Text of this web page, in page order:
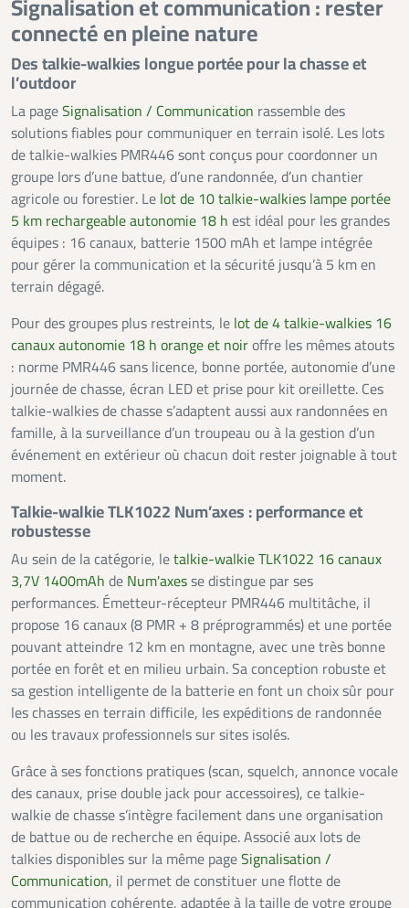
Signalisation et communication : rester
connecté en pleine nature
Des talkie-walkies longue portée pour la chasse et
l’outdoor
La pageSignalisation / Communication rassemble des
solutions fiables pour communiquer en terrain isolé. Les lots
de talkie-walkies PMR446 sont conçus pour coordonner un
groupe lors d’une battue, d’une randonnée, d’un chantier
agricole ou forestier. Le lot de 10 talkie-walkies lampe portée
5 km rechargeable autonomie 18 h est idéal pour les grandes
équipes : 16 canaux, batterie 1500 mAh et lampe intégrée
pour gérer la communication et la sécurité jusqu’à 5 km en
terrain dégagé.
Pour des groupes plus restreints, le lot de 4 talkie-walkies 16
canaux autonomie 18 h orange et noiroffre les mêmes atouts
: norme PMR446 sans licence, bonne portée, autonomie d’une
journée de chasse, écran LED et prise pour kit oreillette. Ces
talkie-walkies de chasse s’adaptent aussi aux randonnées en
famille, à la surveillance d’un troupeau ou à la gestion d’un
événement en extérieur où chacun doit rester joignable à tout
moment.
Talkie-walkie TLK1022 Num’axes : performance et
robustesse
Au sein de la catégorie, letalkie-walkie TLK1022 16 canaux
3,7V 1400mAh de Num'axesse distingue par ses
performances. Émetteur-récepteur PMR446 multitâche, il
propose 16 canaux (8 PMR + 8 préprogrammés) et une portée
pouvant atteindre 12 km en montagne, avec une très bonne
portée en forêt et en milieu urbain. Sa conception robuste et
sa gestion intelligente de la batterie en font un choix sûr pour
les chasses en terrain difficile, les expéditions de randonnée
ou les travaux professionnels sur sites isolés.
Grâce à ses fonctions pratiques (scan, squelch, annonce vocale
des canaux, prise double jack pour accessoires), ce talkie-
walkie de chasse s’intègre facilement dans une organisation
de battue ou de recherche en équipe. Associé aux lots de
talkies disponibles sur la même pageSignalisation /
Communication, il permet de constituer une flotte de
communication cohérente, adaptée à la taille de votre groupe